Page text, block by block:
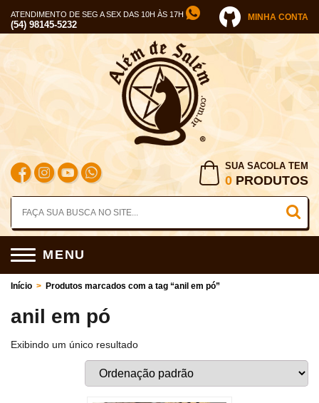
ATENDIMENTO DE SEG A SEX DAS 10H ÀS 17H
(54) 98145-5232
MINHA CONTA
SUA SACOLA TEM
0 PRODUTOS
MENU
Início > Produtos marcados com a tag “anil em pó”
anil em pó
Exibindo um único resultado